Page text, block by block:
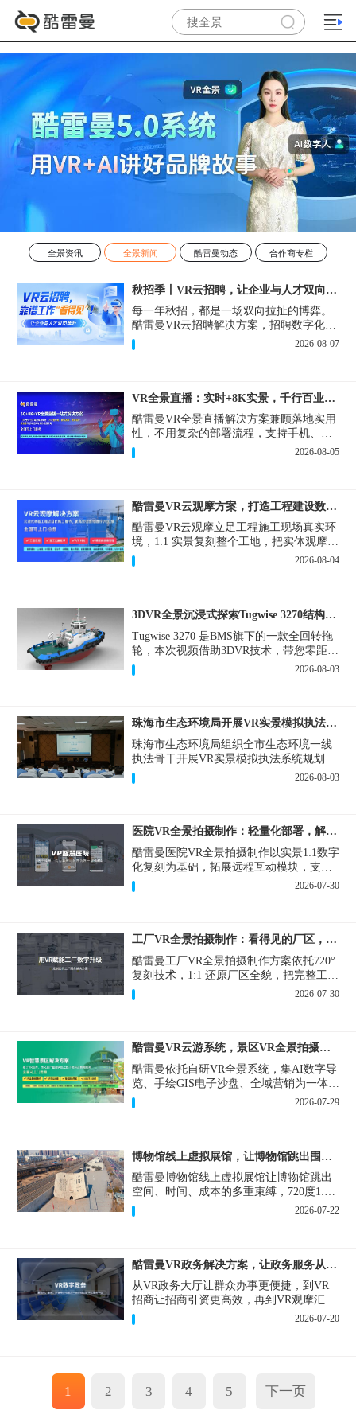
全景资讯 全景新闻 酷雷曼动态 合作商专栏
秋招季丨VR云招聘，让企业与人才双向奔赴！
每一年秋招，都是一场双向拉扯的博弈。
酷雷曼VR云招聘解决方案，招聘数字化的
实用工具，告别“信息博弈”，真正实现企
业与人才双向奔赴。
2026-08-07
VR全景直播：实时+8K实景，千行百业的数字化利器
酷雷曼VR全景直播解决方案兼顾落地实用
性，不用复杂的部署流程，支持手机、网
页多端访问，解决各行各业 “看得见、信
得过、降成本、提转化” 的实际难题。
2026-08-05
酷雷曼VR云观摩方案，打造工程建设数字化观摩新范式
酷雷曼VR云观摩立足工程施工现场真实环
境，1:1 实景复刻整个工地，把实体观摩会
完整搬到云端线上，兼顾线下实体观摩与
线上云观摩双重需求，为施工单位、建设
2026-08-04
3DVR全景沉浸式探索Tugwise 3270结构一览
Tugwise 3270 是BMS旗下的一款全回转拖
轮，本次视频借助3DVR技术，带您零距离
透视这艘拖轮的内外构造，沉浸式探索每
一处细节。
2026-08-03
珠海市生态环境局开展VR实景模拟执法专题培训
珠海市生态环境局组织全市生态环境一线
执法骨干开展VR实景模拟执法系统规划建
设和教学培训，持续推进科技赋能生态环
境执法，夯实队伍办案“基本功”。
2026-08-03
医院VR全景拍摄制作：轻量化部署，解决医患真实痛点
酷雷曼医院VR全景拍摄制作以实景1:1数字
化复刻为基础，拓展远程互动模块，支持
定制，轻量化搭建部署，可挂载在公众
号、官网等线上平台。
2026-07-30
工厂VR全景拍摄制作：看得见的厂区，省下来的成本
酷雷曼工厂VR全景拍摄制作方案依托720°
复刻技术，1:1 还原厂区全貌，把完整工厂
搬进手机、电脑大屏，既是工厂对外拓客
的数字化名片，也是内部管理、人员培训
2026-07-30
酷雷曼VR云游系统，景区VR全景拍摄制作一站式落地
酷雷曼依托自研VR全景系统，集AI数字导
览、手绘GIS电子沙盘、全域营销为一体，
打造从VR全景拍摄制作到成熟VR云游落
地案例。
2026-07-29
博物馆线上虚拟展馆，让博物馆跳出围墙让历史随处可及
酷雷曼博物馆线上虚拟展馆让博物馆跳出
空间、时间、成本的多重束缚，720度1:1
实景复刻的VR数字展厅，已经成为博物馆
数字化刚需新基建。
2026-07-22
酷雷曼VR政务解决方案，让政务服务从“看得见”开始
从VR政务大厅让群众办事更便捷，到VR
招商让招商引资更高效，再到VR观摩汇报
让政务成果更直观，酷雷曼VR政务解决方
案，解锁政务服务新体验，让服务从“看得
2026-07-20
1 2 3 4 5 下一页